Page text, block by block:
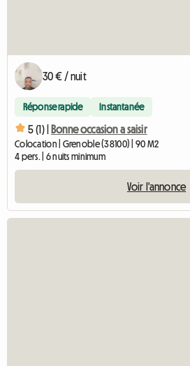
30 € / nuit
Réponse rapide Instantanée
5 (1) | Bonne occasion a saisir
Colocation | Grenoble (38100) | 90 M2
4 pers. | 6 nuits minimum
Voir l'annonce